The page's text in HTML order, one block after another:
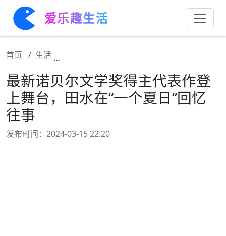
爱乐趣生活
首页 生活
最新诺贝尔文学奖得主代表作登
上舞台，田水在“一个夏日”回忆
往事
发布时间：2024-03-15 22:20